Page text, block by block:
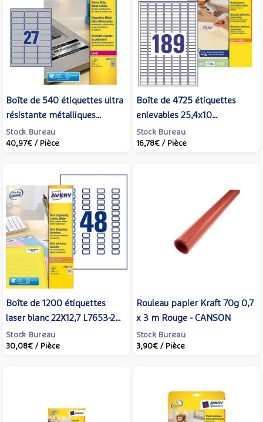
Boîte de 540 étiquettes ultra
résistante métalliques
63.5X29.6mm laser - AVERY
ZWECKFORM
Stock Bureau
40,97€ / Pièce
Boîte de 4725 étiquettes
enlevables 25,4x10
impression laser L4731Rev-
25 - AVERY ZWECKFORM
Stock Bureau
16,78€ / Pièce
Boîte de 1200 étiquettes
laser blanc 22X12,7 L7653-25
- AVERY ZWECKFORM
Stock Bureau
30,08€ / Pièce
Rouleau papier Kraft 70g 0,7
x 3 m Rouge - CANSON
Stock Bureau
3,90€ / Pièce